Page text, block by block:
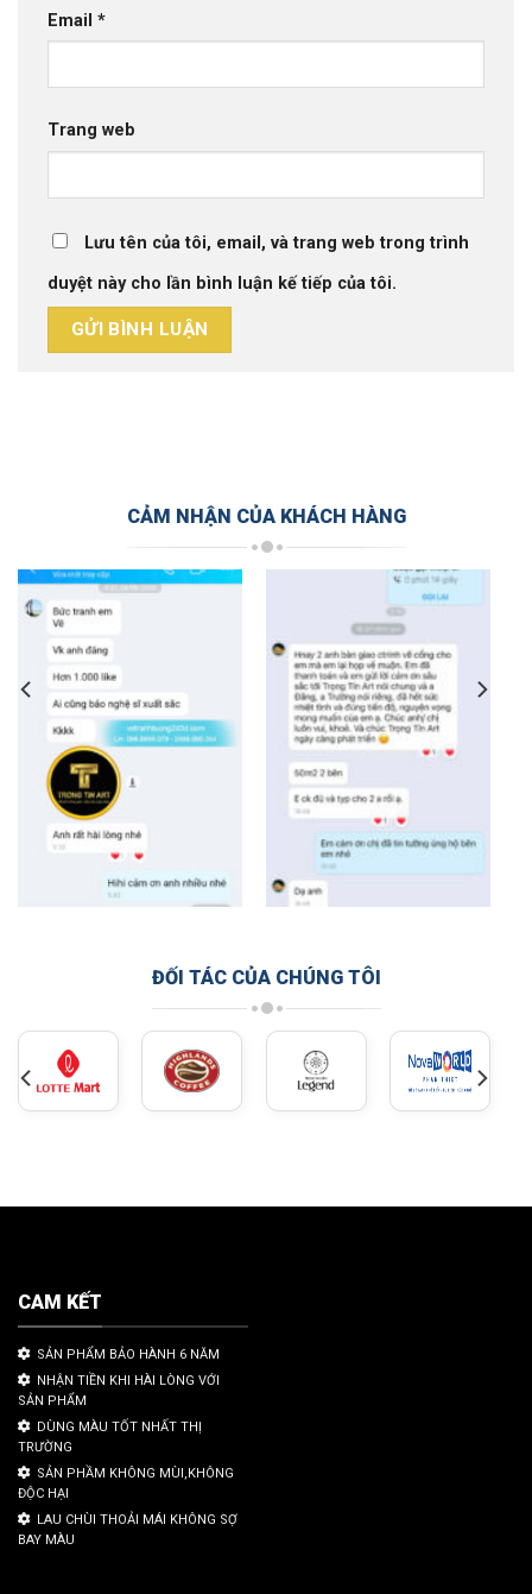
Email *
Trang web
Lưu tên của tôi, email, và trang web trong trình
duyệt này cho lần bình luận kế tiếp của tôi.
CẢM NHẬN CỦA KHÁCH HÀNG
ĐỐI TÁC CỦA CHÚNG TÔI
CAM KẾT
SẢN PHẨM BẢO HÀNH 6 NĂM
NHẬN TIỀN KHI HÀI LÒNG VỚI
SẢN PHẨM
DÙNG MÀU TỐT NHẤT THỊ
TRƯỜNG
SẢN PHẦM KHÔNG MÙI,KHÔNG
ĐỘC HẠI
LAU CHÙI THOẢI MÁI KHÔNG SỢ
BAY MÀU